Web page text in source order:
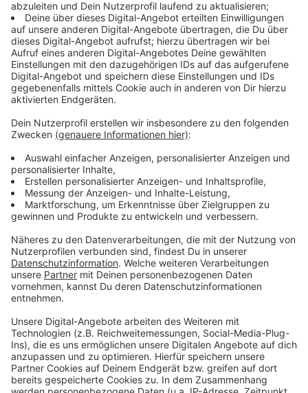
vom Kulturministerium gefördert und ist für alle
Teilnehmer kostenlos. Einzige Voraussetzung: Eine
vorherige Anmeldung ist notwendig, um dabei zu sein.
Der Workshop ist für Kindervon 10 bis 14 Jahren. Ihr
könnt euch perMailanmelden.
Anzeige
Mehr Nachrichten aus Leverkusen
Anzeige
Verkaufsoffene Sonntage in Leverkusen
Wupsi sucht nach Busfahrern für Leverkusen
Umstrittene Dezernenten bleiben im Amt
Anzeige